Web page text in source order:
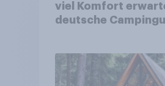
viel Komfort
deutsche